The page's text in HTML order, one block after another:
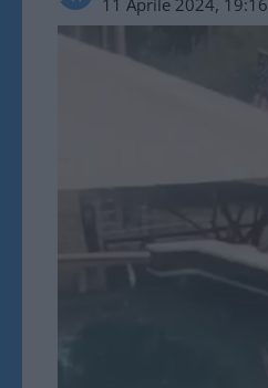
11 Aprile 2024, 19:16